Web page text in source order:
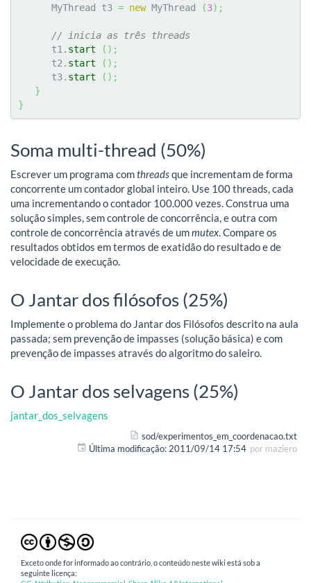
      MyThread t3
= new MyThread (3) ;
// inicia as três threads
      t1.
start ( ) ;
      t2.
start ( ) ;
      t3.
start ( ) ;
}
}
Soma multi-thread (50%)
Escrever um programa comthreadsque incrementam de forma
concorrente um contador global inteiro. Use 100 threads, cada
uma incrementando o contador 100.000 vezes. Construa uma
solução simples, sem controle de concorrência, e outra com
controle de concorrência através de ummutex. Compare os
resultados obtidos em termos de exatidão do resultado e de
velocidade de execução.
O Jantar dos filósofos (25%)
Implemente o problema do Jantar dos Filósofos descrito na aula
passada; sem prevenção de impasses (solução básica) e com
prevenção de impasses através do algoritmo do saleiro.
O Jantar dos selvagens (25%)
jantar_dos_selvagens
sod/experimentos_em_coordenacao.txt
Última modificação: 2011/09/14 17:54 por maziero
Exceto onde for informado ao contrário, o conteúdo neste wiki está sob a
seguinte licença: